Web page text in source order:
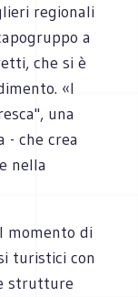
regionali
a
che si è
«I
una
- che crea
nella
momento di
turistici con
strutture